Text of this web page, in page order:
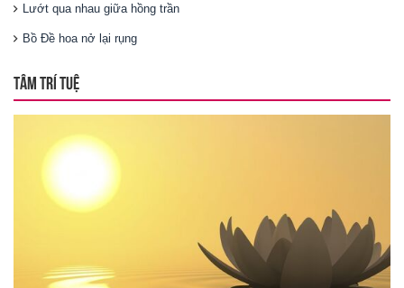
Lướt qua nhau giữa hồng trần
Bồ Đề hoa nở lại rụng
TÂM TRÍ TUỆ